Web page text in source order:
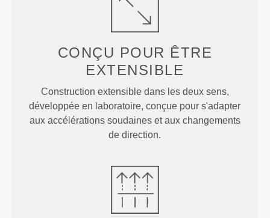
CONÇU POUR ÊTRE
EXTENSIBLE
Construction extensible dans les deux sens,
développée en laboratoire, conçue pour s'adapter
aux accélérations soudaines et aux changements
de direction.